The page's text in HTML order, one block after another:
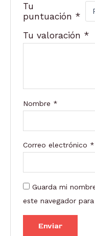
Tu
puntuación *
Tu valoración *
Nombre *
Correo electrónico *
Guarda mi
este navegador